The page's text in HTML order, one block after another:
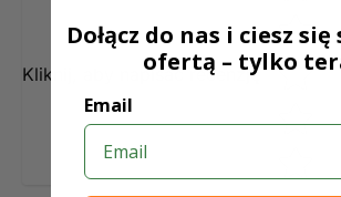
Kliknij, aby napisać recenzję
Dołącz do nas i ciesz
ofertą – tylko
Email